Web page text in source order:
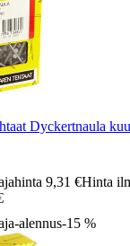
Dyckertnaula
9,31 €Hinta
alennus-15 %